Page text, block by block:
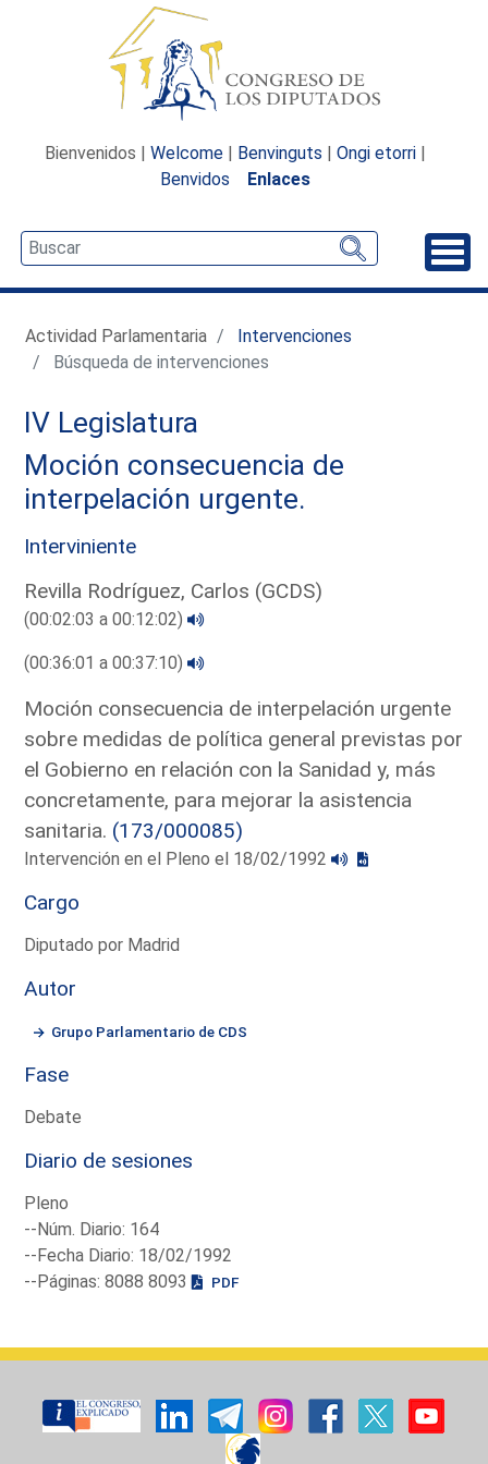
Bienvenidos | Welcome | Benvinguts | Ongi etorri |
Benvidos
Enlaces
Actividad Parlamentaria
Intervenciones
Búsqueda de intervenciones
IV Legislatura
Moción consecuencia de
interpelación urgente.
Interviniente
Revilla Rodríguez, Carlos (GCDS)
(00:02:03 a 00:12:02)
(00:36:01 a 00:37:10)
Moción consecuencia de interpelación urgente
sobre medidas de política general previstas por
el Gobierno en relación con la Sanidad y, más
concretamente, para mejorar la asistencia
sanitaria. (173/000085)
Intervención en el Pleno el 18/02/1992
Cargo
Diputado por Madrid
Autor
Grupo Parlamentario de CDS
Fase
Debate
Diario de sesiones
Pleno
--Núm. Diario: 164
--Fecha Diario: 18/02/1992
--Páginas: 8088 8093
PDF